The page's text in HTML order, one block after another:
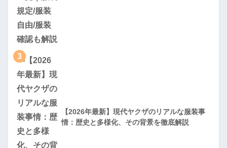
3
【2026年最新】現代ヤクザのリアルな服装事
情：歴史と多様化、その背景を徹底解説